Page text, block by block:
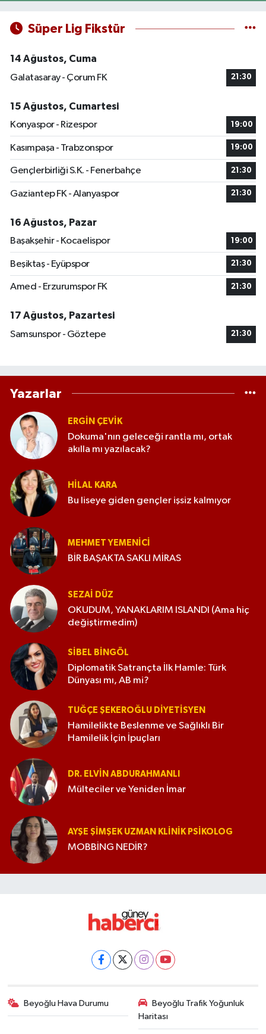
Süper Lig Fikstür
14 Ağustos, Cuma
Galatasaray - Çorum FK
21:30
15 Ağustos, Cumartesi
Konyaspor - Rizespor
19:00
Kasımpaşa - Trabzonspor 19:00
Gençlerbirliği S.K. - Fenerbahçe 21:30
Gaziantep FK - Alanyaspor 21:30
16 Ağustos, Pazar
Başakşehir - Kocaelispor
19:00
Beşiktaş - Eyüpspor 21:30
Amed - Erzurumspor FK 21:30
17 Ağustos, Pazartesi
Samsunspor - Göztepe
21:30
Yazarlar
ERGIN ÇEVİK
Dokuma'nın geleceği rantla mı, ortak
akılla mı yazılacak?
HILAL KARA
Bu liseye giden gençler işsiz kalmıyor
MEHMET YEMENICI
BİR BAŞAKTA SAKLI MİRAS
SEZAI DÜZ
OKUDUM, YANAKLARIM ISLANDI (Ama hiç
değiştirmedim)
SIBEL BINGÖL
Diplomatik Satrançta İlk Hamle: Türk
Dünyası mı, AB mi?
TUĞÇE ŞEKEROĞLU DIYETISYEN
Hamilelikte Beslenme ve Sağlıklı Bir
Hamilelik İçin İpuçları
DR. ELVIN ABDURAHMANLI
Mülteciler ve Yeniden İmar
AYŞE ŞIMŞEK UZMAN KLINIK PSIKOLOG
MOBBİNG NEDİR?
Beyoğlu Hava Durumu
Beyoğlu Trafik Yoğunluk
Haritası